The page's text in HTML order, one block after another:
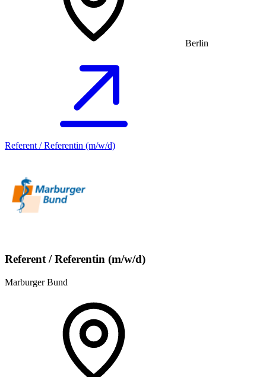
Berlin
Referent / Referentin (m/w/d)
Referent / Referentin (m/w/d)
Marburger Bund